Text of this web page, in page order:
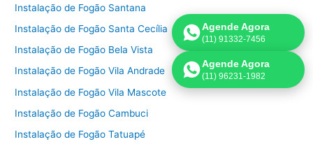
Instalação de Fogão Santana
Instalação de Fogão Santa Cecília
Instalação de Fogão Bela Vista
Instalação de Fogão Vila Andrade
Instalação de Fogão Vila Mascote
Instalação de Fogão Cambuci
Instalação de Fogão Tatuapé
Agende Agora
(11) 91332-7456
Agende Agora
(11) 96231-1982